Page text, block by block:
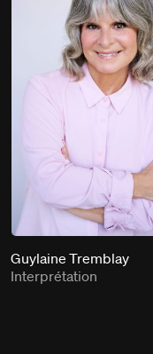
Guylaine Tremblay
Interprétation